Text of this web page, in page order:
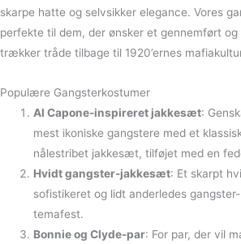
skarpe hatte og selvsikker elegance. Vores
perfekte til dem, der ønsker et gennemført og
trækker tråde tilbage til 1920’ernes
Populære Gangsterkostumer
Al Capone-inspireret jakkesæt:
mest ikoniske gangstere med et
nålestribet jakkesæt, tilføjet med en
Hvidt gangster-jakkesæt: Et skarpt
sofistikeret og lidt anderledes
temafest.
Bonnie og Clyde-par: For par, der vil